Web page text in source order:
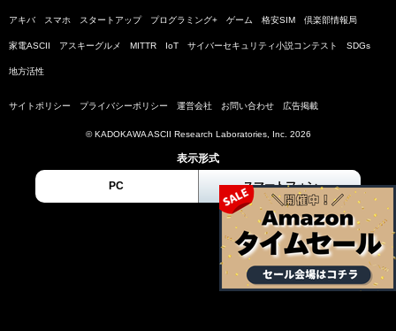
アキバ スマホ スタートアップ プログラミング+ ゲーム 格安SIM 倶楽部情報局
家電ASCII アスキーグルメ MITTR IoT サイバーセキュリティ小説コンテスト SDGs
地方活性
サイトポリシー プライバシーポリシー 運営会社 お問い合わせ 広告掲載
© KADOKAWA ASCII Research Laboratories, Inc. 2026
表示形式
PC スマートフォン